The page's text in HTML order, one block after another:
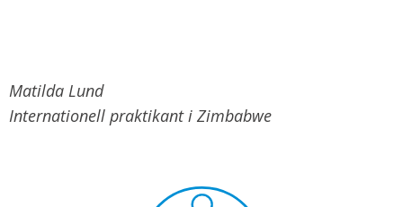
Matilda Lund
Internationell praktikant i Zimbabwe